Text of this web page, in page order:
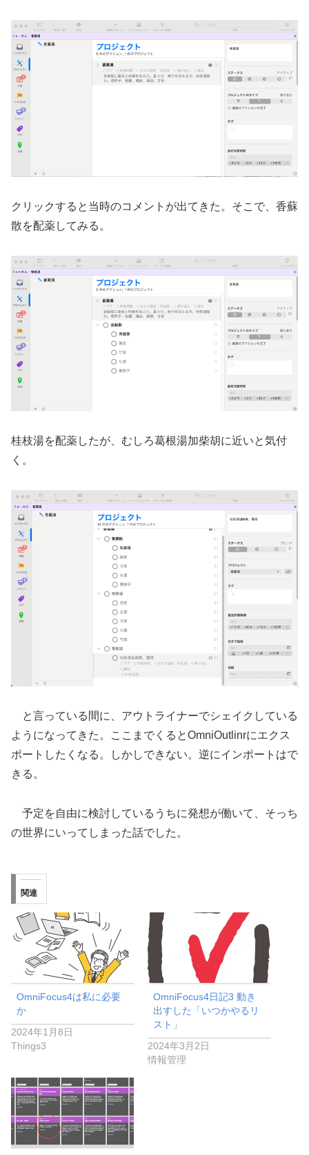
クリックすると当時のコメントが出てきた。 そこで、香蘇
散を配薬してみる。
桂枝湯を配薬したが、むしろ葛根湯加柴胡に近いと気付
く。
と言っている間に、アウトライナーでシェイクしている
ようになってきた。ここまでくるとOmniOutlinrにエクス
ポートしたくなる。しかしできない。逆にインポートはで
きる。
予定を自由に検討しているうちに発想が働いて、そっち
の世界にいってしまった話でした。
関連
OmniFocus4は私に必要
か
2024年1月8日
Things3
OmniFocus4日記3 動き
出すした「いつかやるリ
スト」
2024年3月2日
情報管理